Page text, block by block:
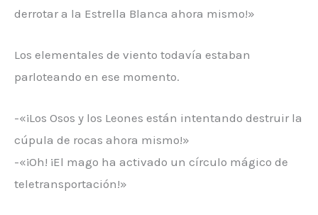
derrotar a la Estrella Blanca ahora mismo!»
Los elementales de viento todavía estaban
parloteando en ese momento.
-«¡Los Osos y los Leones están intentando destruir la
cúpula de rocas ahora mismo!»
-«¡Oh! ¡El mago ha activado un círculo mágico de
teletransportación!»